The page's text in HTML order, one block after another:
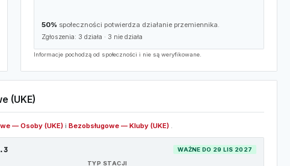
50% społeczności potwierdza działanie przemiennika.
Zgłoszenia: 3 działa · 3 nie działa
Informacje pochodzą od społeczności i nie są weryfikowane.
(UKE)
— Osoby (UKE) i Bezobsługowe — Kluby (UKE) .
WAŻNE DO 29 LIS 2027
TYP STACJI